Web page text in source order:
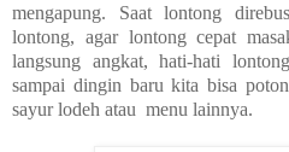
mengapung. Saat lontong
lontong, agar lontong cepat
langsung angkat, hati-hati
sampai dingin baru kita bisa
sayur lodeh atau menu lainnya.